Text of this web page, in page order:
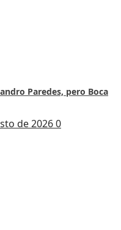
Paredes, pero Boca
de 20260